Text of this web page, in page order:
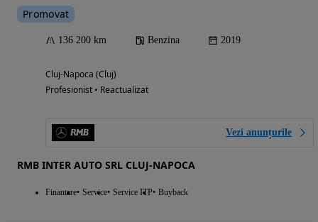
Promovat
136 200 km Benzina 2019
Cluj-Napoca (Cluj)
Profesionist • Reactualizat
Vezi anunțurile
RMB INTER AUTO SRL CLUJ-NAPOCA
Finantare Service Service ITP Buyback